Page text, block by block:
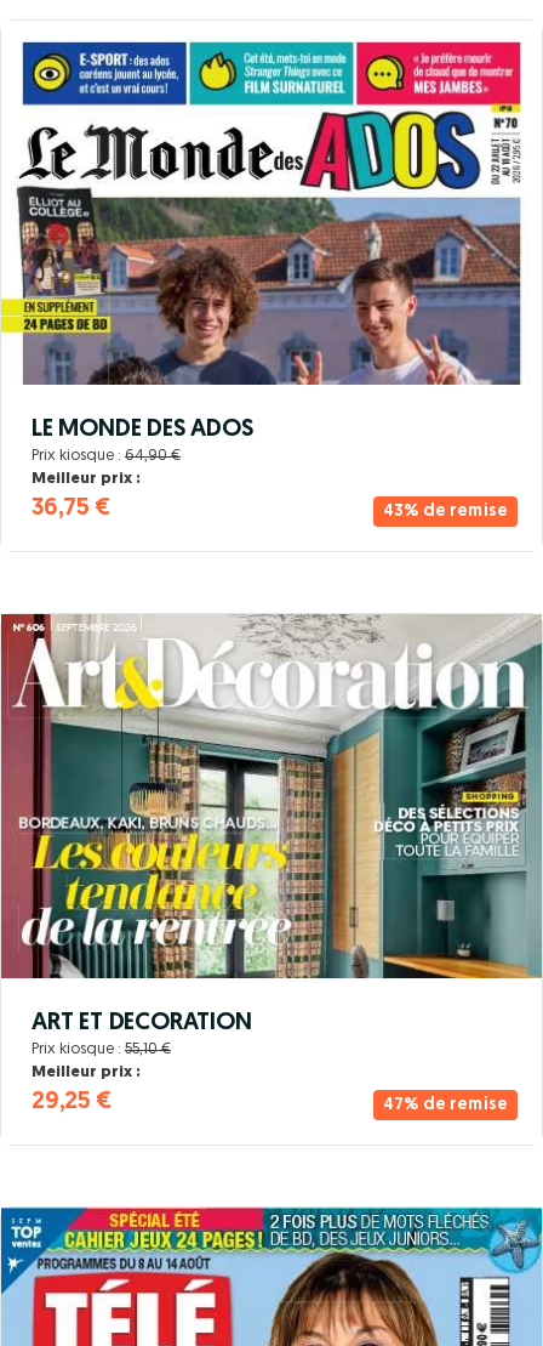
43% de remise
LE MONDE DES ADOS
Prix kiosque : 64,90 €
Meilleur prix :
36,75 €
47% de remise
ART ET DECORATION
Prix kiosque : 55,10 €
Meilleur prix :
29,25 €